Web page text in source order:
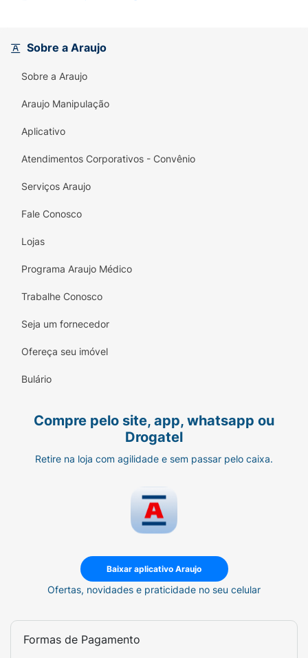
Sobre a Araujo
Sobre a Araujo
Araujo Manipulação
Aplicativo
Atendimentos Corporativos - Convênio
Serviços Araujo
Fale Conosco
Lojas
Programa Araujo Médico
Trabalhe Conosco
Seja um fornecedor
Ofereça seu imóvel
Bulário
Compre pelo site, app, whatsapp ou
Drogatel
Retire na loja com agilidade e sem passar pelo caixa.
Baixar aplicativo Araujo
Ofertas, novidades e praticidade no seu celular
Formas de Pagamento